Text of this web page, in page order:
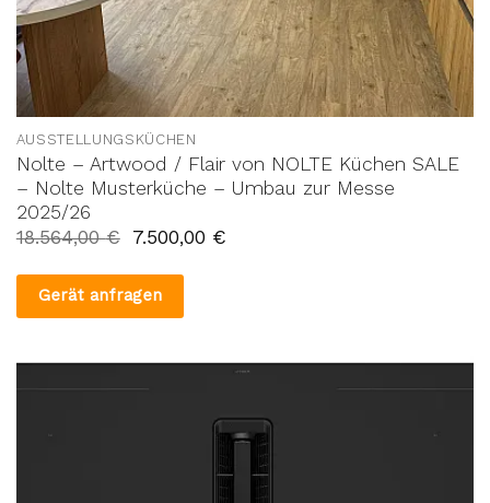
AUSSTELLUNGSKÜCHEN
Nolte – Artwood / Flair von NOLTE Küchen SALE
– Nolte Musterküche – Umbau zur Messe
2025/26
18.564,00€ 7.500,00 €
Gerät anfragen